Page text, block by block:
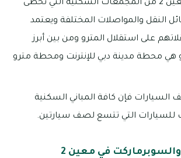
يعتبر مجمع معين 2 من المجمعات السكنية التي تحظى
النقل والمواصلات المختلفة ويعتمد
على استقلال المترو ومن بين أبرز
هي محطة مدينة دبي للإنترنت ومحطة مترو
السيارات فإن كافة المباني السكنية
التي تتسع لصف سيارتين.
في معين 2